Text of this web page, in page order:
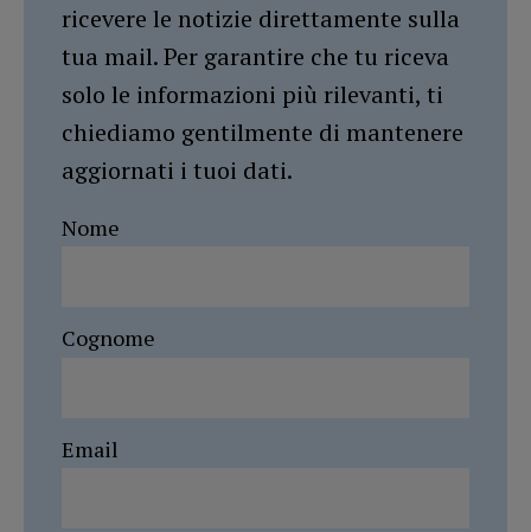
ricevere le notizie direttamente sulla
tua mail. Per garantire che tu riceva
solo le informazioni più rilevanti, ti
chiediamo gentilmente di mantenere
aggiornati i tuoi dati.
Nome
Cognome
Email